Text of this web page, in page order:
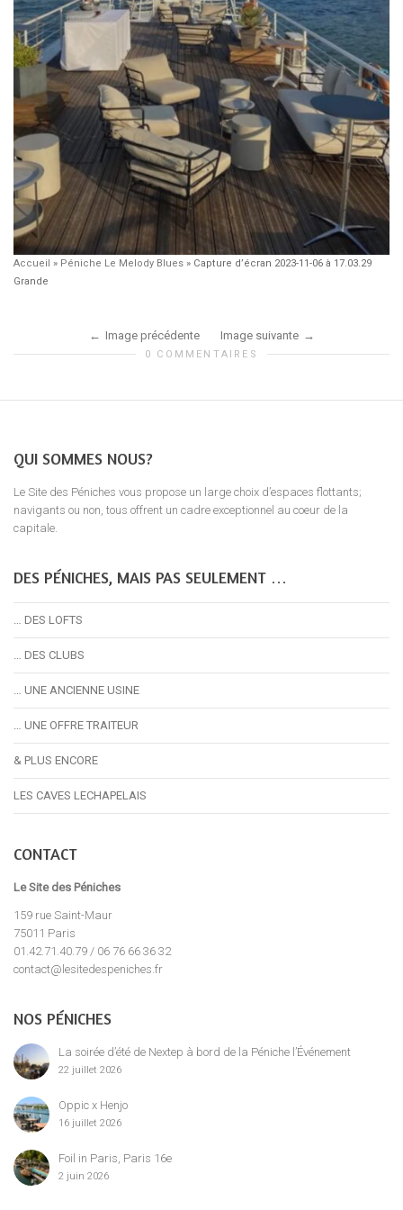
Accueil » Péniche Le Melody Blues » Capture d’écran 2023-11-06 à 17.03.29
Grande
Image précédente Image suivante
0 COMMENTAIRES
QUI SOMMES NOUS?
Le Site des Péniches vous propose un large choix d’espaces flottants;
navigants ou non, tous offrent un cadre exceptionnel au coeur de la
capitale.
DES PÉNICHES, MAIS PAS SEULEMENT …
… DES LOFTS
… DES CLUBS
… UNE ANCIENNE USINE
… UNE OFFRE TRAITEUR
& PLUS ENCORE
LES CAVES LECHAPELAIS
CONTACT
Le Site des Péniches
159 rue Saint-Maur
75011 Paris
01.42.71.40.79 / 06 76 66 36 32
contact@lesitedespeniches.fr
NOS PÉNICHES
La soirée d’été de Nextep à bord de la Péniche l’Événement
22 juillet 2026
Oppic x Henjo
16 juillet 2026
Foil in Paris, Paris 16e
2 juin 2026